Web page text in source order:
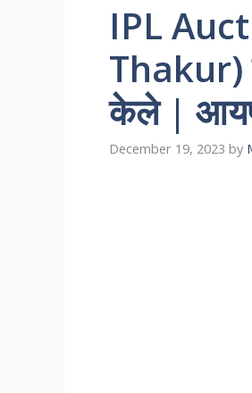
IPL
Thakur)
केले |
December 19, 2023 by